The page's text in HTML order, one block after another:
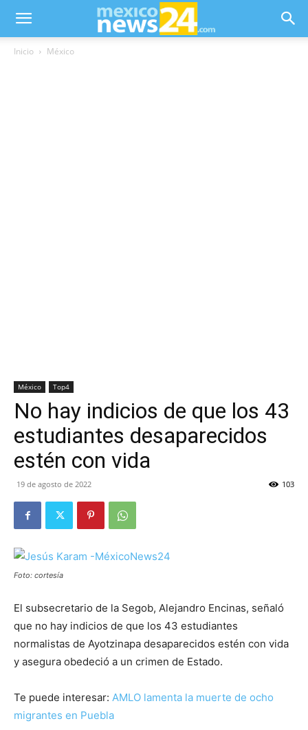
Inicio México
México Top4
No hay indicios de que los 43
estudiantes desaparecidos
estén con vida
19 de agosto de 2022 103
Foto: cortesía
El subsecretario de la Segob, Alejandro Encinas, señaló
que no hay indicios de que los 43 estudiantes
normalistas de Ayotzinapa desaparecidos estén con vida
y asegura obedeció a un crimen de Estado.
Te puede interesar: AMLO lamenta la muerte de ocho
migrantes en Puebla